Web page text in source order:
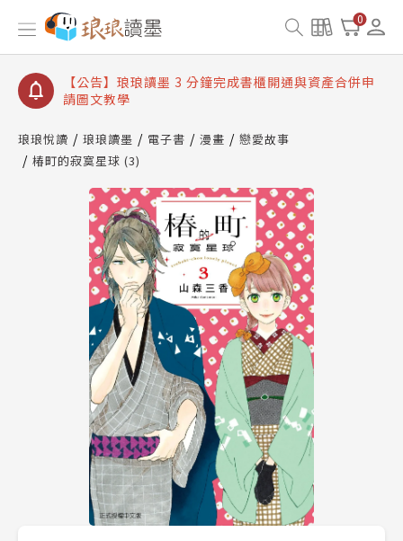
0
【公告】琅琅讀墨書櫃開通常見問題
【公告】琅琅讀墨 3 分鐘完成書櫃開通與資產合併申
【公告】琅琅書店服務升級重要說明及資產合併結果
查詢
琅琅悅讀 琅琅讀墨 電子書 漫畫
戀愛故事
椿町的寂寞星球 (3)